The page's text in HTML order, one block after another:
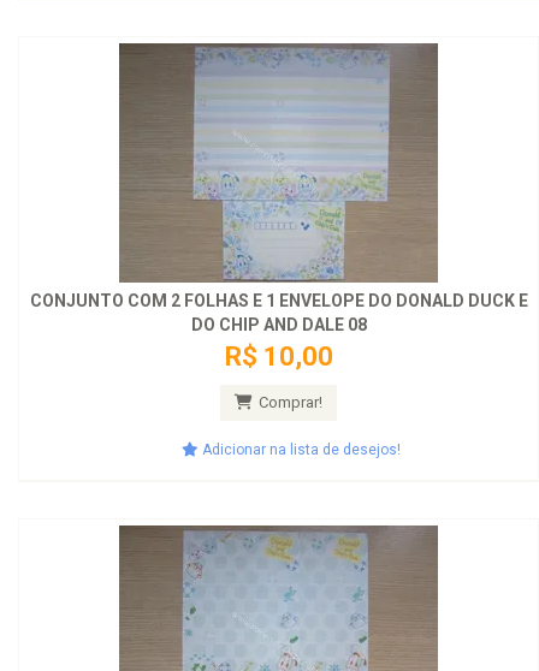
CONJUNTO COM 2 FOLHAS E 1 ENVELOPE DO DONALD DUCK E
DO CHIP AND DALE 08
R$ 10,00
Comprar!
Adicionar na lista de desejos!